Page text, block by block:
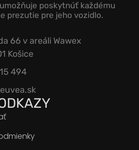
poskytnúť každému
prezutie pre jeho vozidlo.
66 v areáli Wawex
Košice
494